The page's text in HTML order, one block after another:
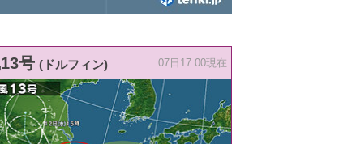
号 (ドルフィン) 07日17:00現在